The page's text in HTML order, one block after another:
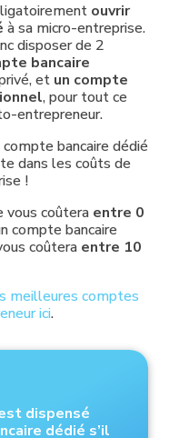
ouvrir
à sa micro-entreprise.
disposer de 2
bancaire
et un compte
, pour tout ce
entrepreneur.
bancaire dédié
dans les coûts de
!
vous coûtera entre 0
compte bancaire
coûtera entre 10
meilleures comptes
ici.
dispensé
dédié s’il